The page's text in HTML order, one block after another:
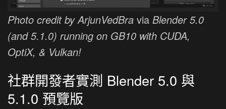
Photo credit by ArjunVedBra via Blender 5.0
(and 5.1.0) running on GB10 with CUDA,
OptiX, & Vulkan!
社群開發者實測 Blender 5.0 與
5.1.0 預覽版